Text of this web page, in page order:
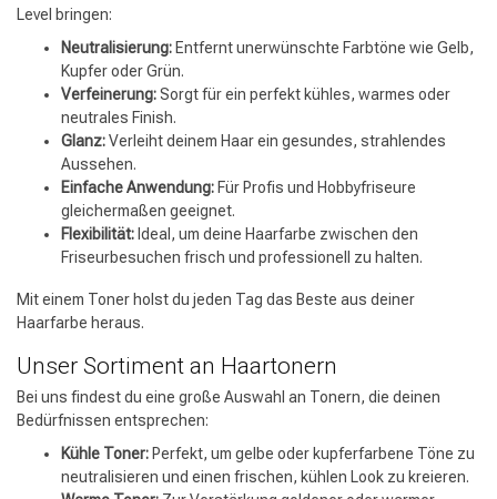
Level bringen:
Neutralisierung: Entfernt unerwünschte Farbtöne wie Gelb,
Kupfer oder Grün.
Verfeinerung:Sorgt für ein perfekt kühles, warmes oder
neutrales Finish.
Glanz:Verleiht deinem Haar ein gesundes, strahlendes
Aussehen.
Einfache Anwendung: Für Profis und Hobbyfriseure
gleichermaßen geeignet.
Flexibilität: Ideal, um deine Haarfarbe zwischen den
Friseurbesuchen frisch und professionell zu halten.
Mit einem Toner holst du jeden Tag das Beste aus deiner
Haarfarbe heraus.
Unser Sortiment an Haartonern
Bei uns findest du eine große Auswahl an Tonern, die deinen
Bedürfnissen entsprechen:
Kühle Toner: Perfekt, um gelbe oder kupferfarbene Töne zu
neutralisieren und einen frischen, kühlen Look zu kreieren.